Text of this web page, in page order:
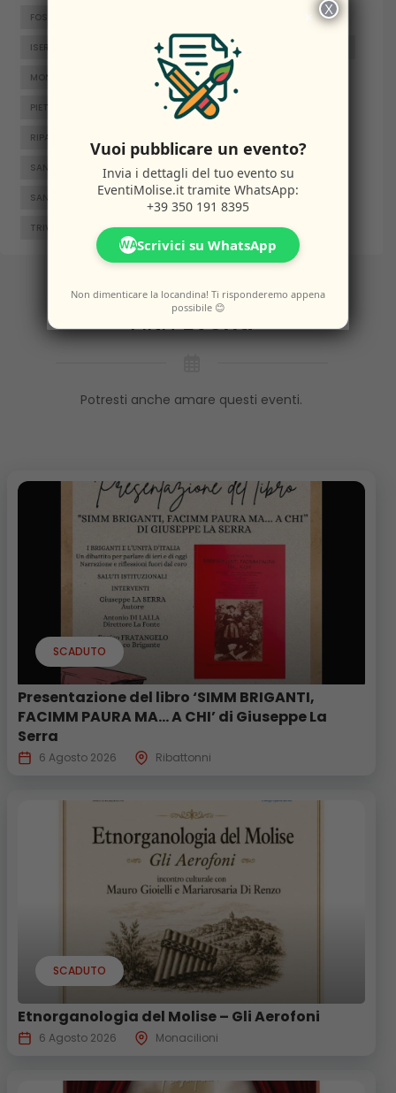
FOSSALTO GUARDIAREGIA
ISERNIA LARINO MACCHIAGODENA
MONTENERO DI BISACCIA ORATINO
PIETRABBONDANTE PIETRACATELLA
RIPALIMOSANI
SAN GIACOMO DEGLI SCHIAVONI SAN MASSIMO
SANTA CROCE DI MAGLIANO SEPINO TERMOLI
TRIVENTO VENAFRO VINCHIATURO
AltriEventi
Potresti anche amare questi eventi.
SCADUTO
Presentazione del libro ‘SIMM BRIGANTI,
FACIMM PAURA MA… A CHI’ di Giuseppe La
Serra
6 Agosto 2026 Ribattonni
SCADUTO
Etnorganologia del Molise – Gli Aerofoni
6 Agosto 2026 Monacilioni
×
Vuoi pubblicare un evento?
Invia i dettagli del tuo evento su
EventiMolise.it tramite WhatsApp:
+39 350 191 8395
WAScrivici su WhatsApp
Non dimenticare la locandina! Ti risponderemo appena
possibile 😊
X